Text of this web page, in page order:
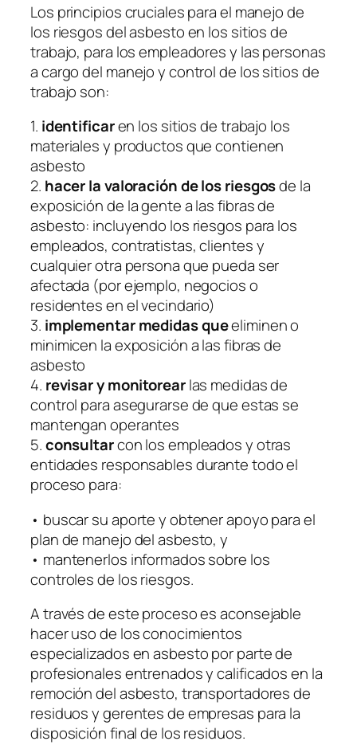
Los principios cruciales para el manejo de
los riesgos del asbesto en los sitios de
trabajo, para los empleadores y las personas
a cargo del manejo y control de los sitios de
trabajo son:
1. identificaren los sitios de trabajo los
materiales y productos que contienen
asbesto
2. hacer la valoración de los riesgosde la
exposición de la gente a las fibras de
asbesto: incluyendo los riesgos para los
empleados, contratistas, clientes y
cualquier otra persona que pueda ser
afectada (por ejemplo, negocios o
residentes en el vecindario)
3. implementar medidas queeliminen o
minimicen la exposición a las fibras de
asbesto
4. revisar y monitorearlas medidas de
control para asegurarse de que estas se
mantengan operantes
5.consultarcon los empleados y otras
entidades responsables durante todo el
proceso para:
• buscar su aporte y obtener apoyo para el
plan de manejo del asbesto, y
• mantenerlos informados sobre los
controles de los riesgos.
A través de este proceso es aconsejable
hacer uso de los conocimientos
especializados en asbesto por parte de
profesionales entrenados y calificados en la
remoción del asbesto, transportadores de
residuos y gerentes de empresas para la
disposición final de los residuos.